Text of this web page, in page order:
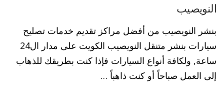
النويصيب
بنشر النويصيب من أفضل مراكز تقديم خدمات تصليح
سيارات بنشر متنقل النويصيب الكويت على مدار ال24
ساعة, ولكافة أنواع السيارات فإذا كنت بطريقك للذهاب
إلى العمل صباحاً أو كنت ذاهباً …